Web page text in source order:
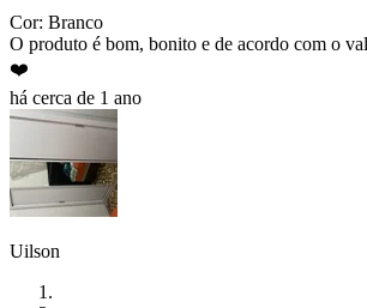
Cor: Branco
O produto é bom, bonito e de acordo com o
❤️
há cerca de 1 ano
Uilson